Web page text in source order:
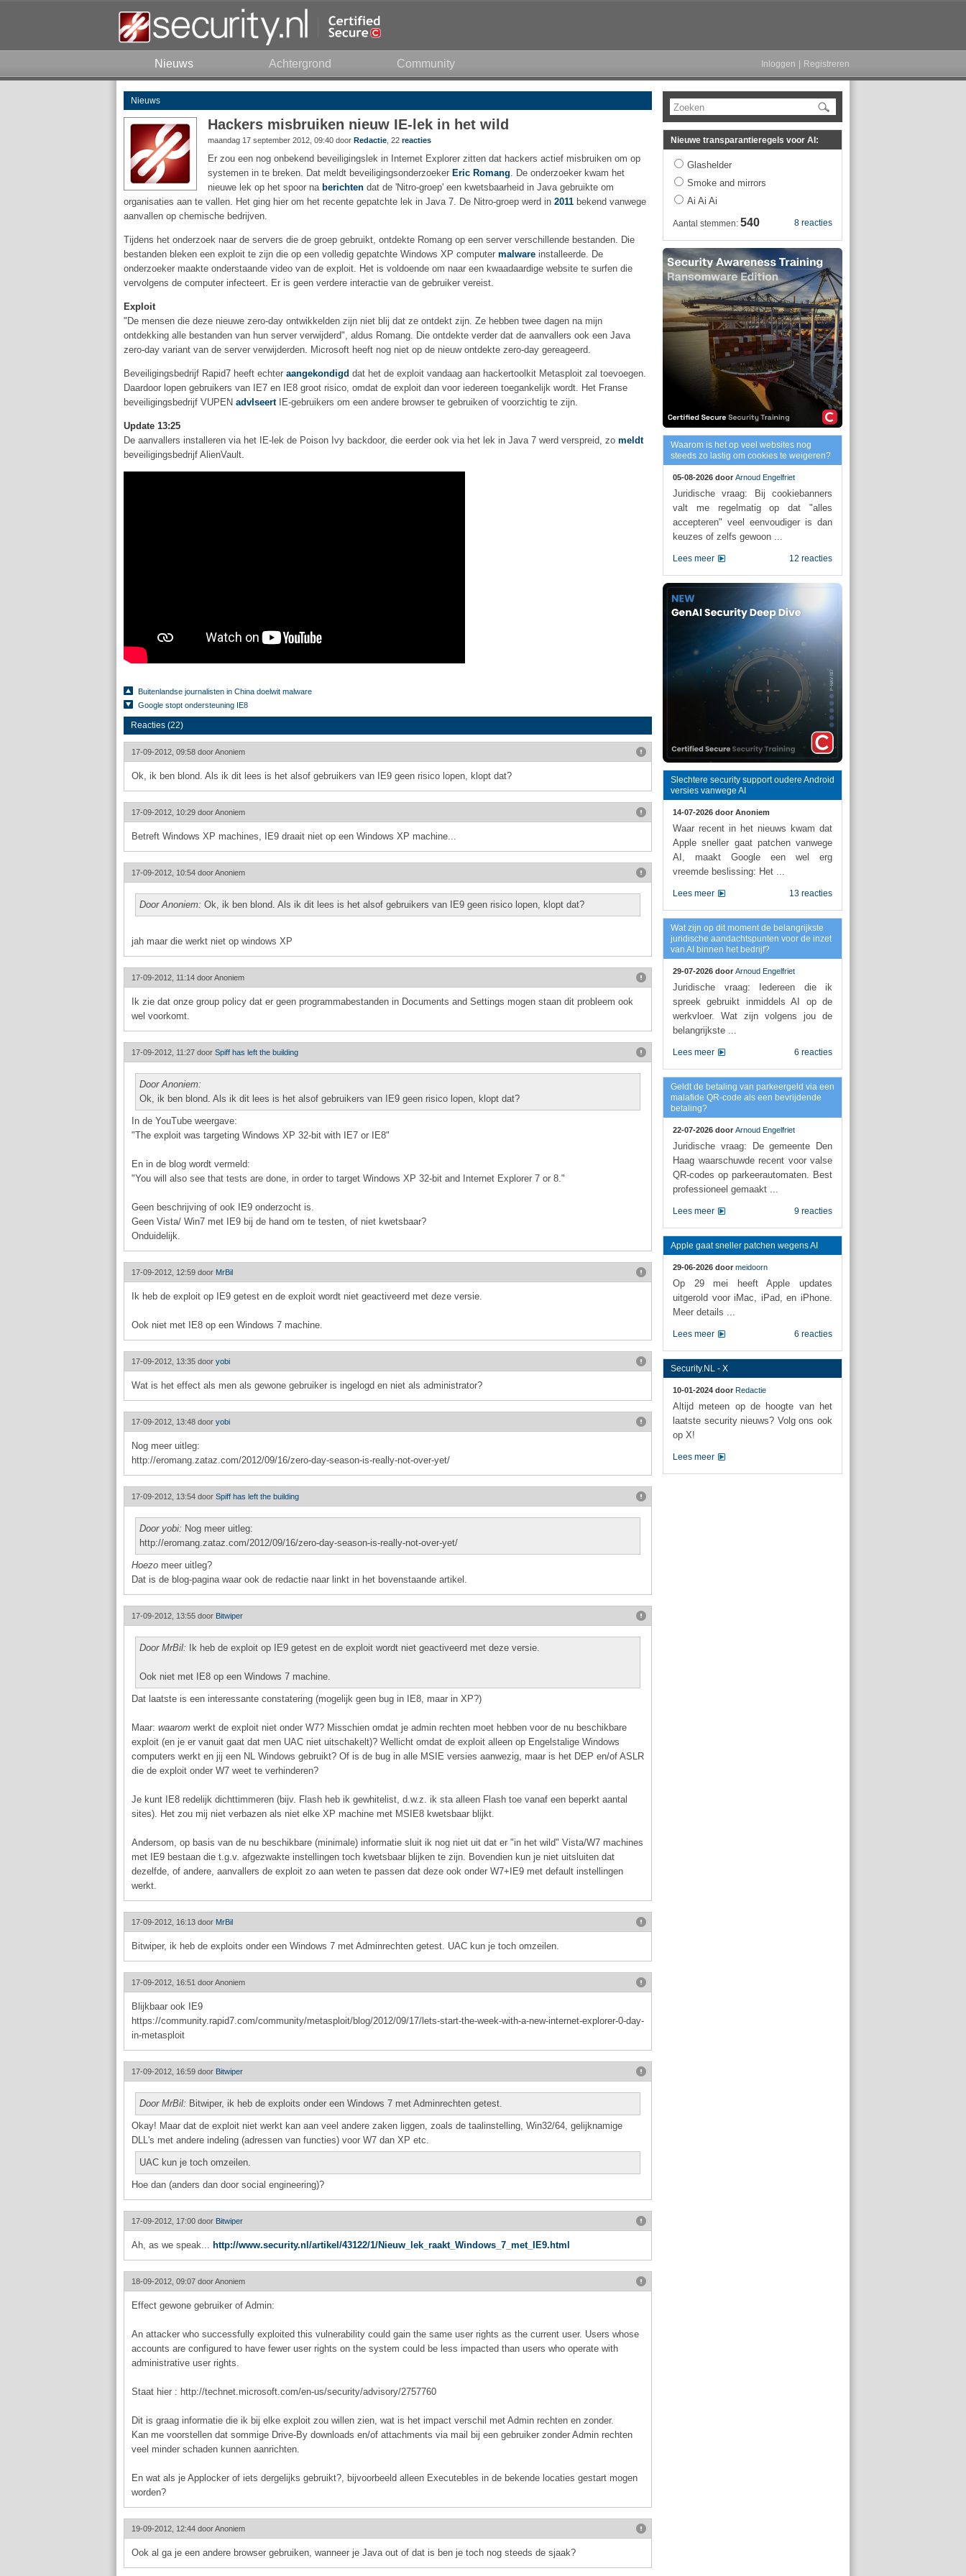
Nieuws Achtergrond Community Inloggen Registreren
Nieuws
Hackers misbruiken nieuw IE-lek in het wild
maandag 17 september 2012, 09:40 door Redactie , 22 reacties
Er zou een nog onbekend beveiligingslek in Internet Explorer zitten dat hackers actief misbruiken om op
systemen in te breken. Dat meldt beveiligingsonderzoeker Eric Romang. De onderzoeker kwam het
nieuwe lek op het spoor na berichten dat de 'Nitro-groep' een kwetsbaarheid in Java gebruikte om
organisaties aan te vallen. Het ging hier om het recente gepatchte lek in Java 7. De Nitro-groep werd in 2011 bekend vanwege
aanvallen op chemische bedrijven.
Tijdens het onderzoek naar de servers die de groep gebruikt, ontdekte Romang op een server verschillende bestanden. Die
bestanden bleken een exploit te zijn die op een volledig gepatchte Windows XP computer malware installeerde. De
onderzoeker maakte onderstaande video van de exploit. Het is voldoende om naar een kwaadaardige website te surfen die
vervolgens de computer infecteert. Er is geen verdere interactie van de gebruiker vereist.
Exploit
"De mensen die deze nieuwe zero-day ontwikkelden zijn niet blij dat ze ontdekt zijn. Ze hebben twee dagen na mijn
ontdekking alle bestanden van hun server verwijderd", aldus Romang. Die ontdekte verder dat de aanvallers ook een Java
zero-day variant van de server verwijderden. Microsoft heeft nog niet op de nieuw ontdekte zero-day gereageerd.
Beveiligingsbedrijf Rapid7 heeft echter aangekondigd dat het de exploit vandaag aan hackertoolkit Metasploit zal toevoegen.
Daardoor lopen gebruikers van IE7 en IE8 groot risico, omdat de exploit dan voor iedereen toegankelijk wordt. Het Franse
beveiligingsbedrijf VUPEN advIseertIE-gebruikers om een andere browser te gebruiken of voorzichtig te zijn.
Update 13:25
De aanvallers installeren via het IE-lek de Poison Ivy backdoor, die eerder ook via het lek in Java 7 werd verspreid, zo meldt
beveiligingsbedrijf AlienVault.
Buitenlandse journalisten in China doelwit malware
Google stopt ondersteuning IE8
Reacties (22)
17-09-2012, 09:58 doorAnoniem
Ok, ik ben blond. Als ik dit lees is het alsof gebruikers van IE9 geen risico lopen, klopt dat?
17-09-2012, 10:29 doorAnoniem
Betreft Windows XP machines, IE9 draait niet op een Windows XP machine...
17-09-2012, 10:54 doorAnoniem
Door Anoniem: Ok, ik ben blond. Als ik dit lees is het alsof gebruikers van IE9 geen risico lopen, klopt dat?
jah maar die werkt niet op windows XP
17-09-2012, 11:14 doorAnoniem
Ik zie dat onze group policy dat er geen programmabestanden in Documents and Settings mogen staan dit probleem ook
wel voorkomt.
17-09-2012, 11:27 door Spiff has left the building
Door Anoniem:
Ok, ik ben blond. Als ik dit lees is het alsof gebruikers van IE9 geen risico lopen, klopt dat?
In de YouTube weergave:
"The exploit was targeting Windows XP 32-bit with IE7 or IE8"
En in de blog wordt vermeld:
"You will also see that tests are done, in order to target Windows XP 32-bit and Internet Explorer 7 or 8."
Geen beschrijving of ook IE9 onderzocht is.
Geen Vista/ Win7 met IE9 bij de hand om te testen, of niet kwetsbaar?
Onduidelijk.
17-09-2012, 12:59 door MrBil
Ik heb de exploit op IE9 getest en de exploit wordt niet geactiveerd met deze versie.
Ook niet met IE8 op een Windows 7 machine.
17-09-2012, 13:35 door yobi
Wat is het effect als men als gewone gebruiker is ingelogd en niet als administrator?
17-09-2012, 13:48 door yobi
Nog meer uitleg:
http://eromang.zataz.com/2012/09/16/zero-day-season-is-really-not-over-yet/
17-09-2012, 13:54 door Spiff has left the building
Door yobi: Nog meer uitleg:
http://eromang.zataz.com/2012/09/16/zero-day-season-is-really-not-over-yet/
Hoezo meer uitleg?
Dat is de blog-pagina waar ook de redactie naar linkt in het bovenstaande artikel.
17-09-2012, 13:55 door Bitwiper
Door MrBil: Ik heb de exploit op IE9 getest en de exploit wordt niet geactiveerd met deze versie.
Ook niet met IE8 op een Windows 7 machine.
Dat laatste is een interessante constatering (mogelijk geen bug in IE8, maar in XP?)
Maar: waarom werkt de exploit niet onder W7? Misschien omdat je admin rechten moet hebben voor de nu beschikbare
exploit (en je er vanuit gaat dat men UAC niet uitschakelt)? Wellicht omdat de exploit alleen op Engelstalige Windows
computers werkt en jij een NL Windows gebruikt? Of is de bug in alle MSIE versies aanwezig, maar is het DEP en/of ASLR
die de exploit onder W7 weet te verhinderen?
Je kunt IE8 redelijk dichttimmeren (bijv. Flash heb ik gewhitelist, d.w.z. ik sta alleen Flash toe vanaf een beperkt aantal
sites). Het zou mij niet verbazen als niet elke XP machine met MSIE8 kwetsbaar blijkt.
Andersom, op basis van de nu beschikbare (minimale) informatie sluit ik nog niet uit dat er "in het wild" Vista/W7 machines
met IE9 bestaan die t.g.v. afgezwakte instellingen toch kwetsbaar blijken te zijn. Bovendien kun je niet uitsluiten dat
dezelfde, of andere, aanvallers de exploit zo aan weten te passen dat deze ook onder W7+IE9 met default instellingen
werkt.
17-09-2012, 16:13 door MrBil
Bitwiper, ik heb de exploits onder een Windows 7 met Adminrechten getest. UAC kun je toch omzeilen.
17-09-2012, 16:51 doorAnoniem
Blijkbaar ook IE9
https://community.rapid7.com/community/metasploit/blog/2012/09/17/lets-start-the-week-with-a-new-internet-explorer-0-day-
in-metasploit
17-09-2012, 16:59 door Bitwiper
Door MrBil: Bitwiper, ik heb de exploits onder een Windows 7 met Adminrechten getest.
Okay! Maar dat de exploit niet werkt kan aan veel andere zaken liggen, zoals de taalinstelling, Win32/64, gelijknamige
DLL's met andere indeling (adressen van functies) voor W7 dan XP etc.
UAC kun je toch omzeilen.
Hoe dan (anders dan door social engineering)?
17-09-2012, 17:00 door Bitwiper
Ah, as we speak... http://www.security.nl/artikel/43122/1/Nieuw_lek_raakt_Windows_7_met_IE9.html
18-09-2012, 09:07 doorAnoniem
Effect gewone gebruiker of Admin:
An attacker who successfully exploited this vulnerability could gain the same user rights as the current user. Users whose
accounts are configured to have fewer user rights on the system could be less impacted than users who operate with
administrative user rights.
Staat hier : http://technet.microsoft.com/en-us/security/advisory/2757760
Dit is graag informatie die ik bij elke exploit zou willen zien, wat is het impact verschil met Admin rechten en zonder.
Kan me voorstellen dat sommige Drive-By downloads en/of attachments via mail bij een gebruiker zonder Admin rechten
veel minder schaden kunnen aanrichten.
En wat als je Applocker of iets dergelijks gebruikt?, bijvoorbeeld alleen Executebles in de bekende locaties gestart mogen
worden?
19-09-2012, 12:44 doorAnoniem
Ook al ga je een andere browser gebruiken, wanneer je Java out of dat is ben je toch nog steeds de sjaak?
Zoeken
Nieuwe transparantieregels voor AI:
Glashelder
Smoke and mirrors
Ai Ai Ai
8 reacties
Aantal stemmen: 540
Waarom is het op veel websites nog
steeds zo lastig om cookies te weigeren?
05-08-2026 door Arnoud Engelfriet
Juridische vraag: Bij cookiebanners
valt me regelmatig op dat "alles
accepteren" veel eenvoudiger is dan
keuzes of zelfs gewoon ...
12 reacties
Lees meer
Slechtere security support oudere Android
versies vanwege AI
14-07-2026 door Anoniem
Waar recent in het nieuws kwam dat
Apple sneller gaat patchen vanwege
AI, maakt Google een wel erg
vreemde beslissing: Het ...
13 reacties
Lees meer
Wat zijn op dit moment de belangrijkste
juridische aandachtspunten voor de inzet
van AI binnen het bedrijf?
29-07-2026 door Arnoud Engelfriet
Juridische vraag: Iedereen die ik
spreek gebruikt inmiddels AI op de
werkvloer. Wat zijn volgens jou de
belangrijkste ...
6 reacties
Lees meer
Geldt de betaling van parkeergeld via een
malafide QR-code als een bevrijdende
betaling?
22-07-2026 door Arnoud Engelfriet
Juridische vraag: De gemeente Den
Haag waarschuwde recent voor valse
QR-codes op parkeerautomaten. Best
professioneel gemaakt ...
9 reacties
Lees meer
Apple gaat sneller patchen wegens AI
29-06-2026 door meidoorn
Op 29 mei heeft Apple updates
uitgerold voor iMac, iPad, en iPhone.
Meer details ...
6 reacties
Lees meer
Security.NL - X
10-01-2024 door Redactie
Altijd meteen op de hoogte van het
laatste security nieuws? Volg ons ook
op X!
Lees meer